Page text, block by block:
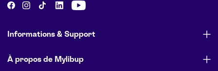
Informations & Support
À propos de Mylibup